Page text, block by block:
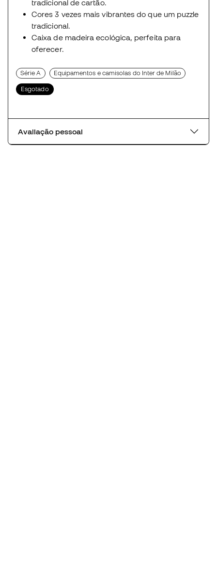
tradicional de cartão.
Cores 3 vezes mais vibrantes do que um puzzle
tradicional.
Caixa de madeira ecológica, perfeita para
oferecer.
Série A Equipamentos e camisolas do Inter de Milão
Esgotado
Avaliação pessoal